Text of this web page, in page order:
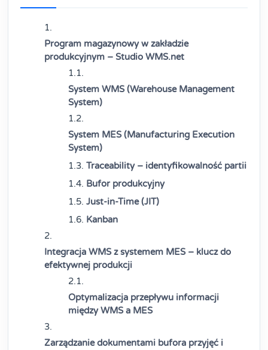
Program magazynowy w zakładzie
produkcyjnym – Studio WMS.net
System WMS (Warehouse Management
System)
System MES (Manufacturing Execution
System)
Traceability – identyfikowalność partii
Bufor produkcyjny
Just-in-Time (JIT)
Kanban
Integracja WMS z systemem MES – klucz do
efektywnej produkcji
Optymalizacja przepływu informacji
między WMS a MES
Zarządzanie dokumentami bufora przyjęć i